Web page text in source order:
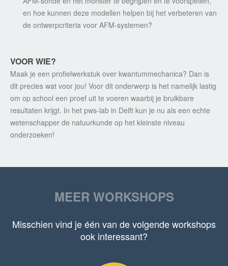
en hoe kunnen deze modellen helpen bij het verbeteren van
de ontwerpcriteria voor AFM-systemen?
VOOR WIE?
Maak je een profielwerkstuk over kwantummechanica? Dan is
dit precies wat voor jou! Voor dit onderwerp is het namelijk lastig
om op school een proef uit te voeren waarbij je bruikbare
resultaten krijgt. In het pws-lab in Delft kun je nu als een echte
wetenschapper de natuurkunde op het kleinste niveau
onderzoeken!
MEER WORKSHOPS
Misschien vind je één van de volgende workshops
ook interessant?